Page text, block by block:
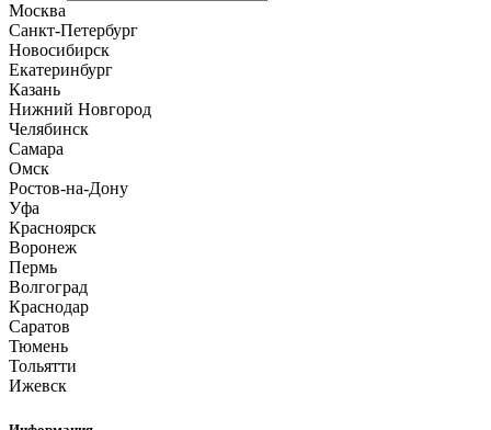
Москва
Санкт-Петербург
Новосибирск
Екатеринбург
Казань
Нижний Новгород
Челябинск
Самара
Омск
Ростов-на-Дону
Уфа
Красноярск
Воронеж
Пермь
Волгоград
Краснодар
Саратов
Тюмень
Тольятти
Ижевск